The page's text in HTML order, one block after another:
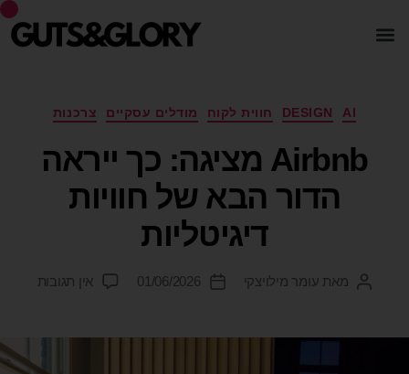
AI
DESIGN חווית לקוח מודלים עסקיים צרכנות
Airbnb מציגה: כך ייראה
הדור הבא של חוויות
דיגיטליות
מאת עומר מילויצקי 01/06/2026 אין תגובות